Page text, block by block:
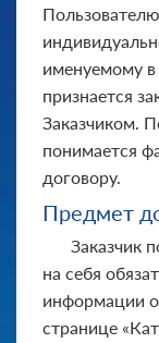
именуемому
признается
Заказчиком.
понимается
договору.
Предмет
Заказчик
на себя
информации о
странице